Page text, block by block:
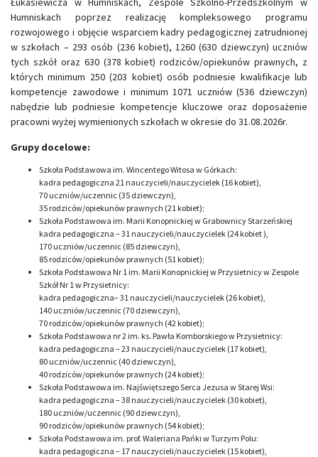
Humniskach poprzez realizację kompleksowego programu
rozwojowego i objęcie wsparciem kadry pedagogicznej zatrudnionej
w szkołach – 293 osób (236 kobiet), 1260 (630 dziewczyn) uczniów
tych szkół oraz 630 (378 kobiet) rodziców/opiekunów prawnych, z
których minimum 250 (203 kobiet) osób podniesie kwalifikacje lub
kompetencje zawodowe i minimum 1071 uczniów (536 dziewczyn)
nabędzie lub podniesie kompetencje kluczowe oraz doposażenie
pracowni wyżej wymienionych szkołach w okresie do 31.08.2026r.
Grupy docelowe:
Szkoła Podstawowa im. Wincentego Witosa w Górkach:
kadra pedagogiczna 21 nauczycieli/nauczycielek (16 kobiet),
70 uczniów/uczennic (35 dziewczyn),
35 rodziców/opiekunów prawnych (21 kobiet);
Szkoła Podstawowa im. Marii Konopnickiej w Grabownicy Starzeńskiej
kadra pedagogiczna – 31 nauczycieli/nauczycielek (24 kobiet ),
170 uczniów/uczennic (85 dziewczyn),
85 rodziców/opiekunów prawnych (51 kobiet);
Szkoła Podstawowa Nr 1 im. Marii Konopnickiej w Przysietnicy w Zespole
Szkół Nr 1 w Przysietnicy:
kadra pedagogiczna– 31 nauczycieli/nauczycielek (26 kobiet),
140 uczniów/uczennic (70 dziewczyn),
70 rodziców/opiekunów prawnych (42 kobiet);
Szkoła Podstawowa nr 2 im. ks. Pawła Komborskiego w Przysietnicy:
kadra pedagogiczna – 23 nauczycieli/nauczycielek (17 kobiet),
80 uczniów/uczennic (40 dziewczyn),
40 rodziców/opiekunów prawnych (24 kobiet);
Szkoła Podstawowa im. Najświętszego Serca Jezusa w Starej Wsi:
kadra pedagogiczna – 38 nauczycieli/nauczycielek (30 kobiet),
180 uczniów/uczennic (90 dziewczyn),
90 rodziców/opiekunów prawnych (54 kobiet);
Szkoła Podstawowa im. prof. Waleriana Pańki w Turzym Polu:
kadra pedagogiczna – 17 nauczycieli/nauczycielek (15 kobiet),